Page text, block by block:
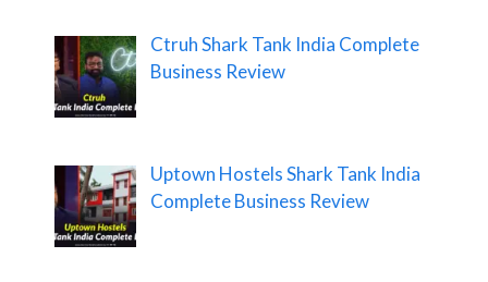
Ctruh Shark Tank India Complete
Business Review
Uptown Hostels Shark Tank India
Complete Business Review